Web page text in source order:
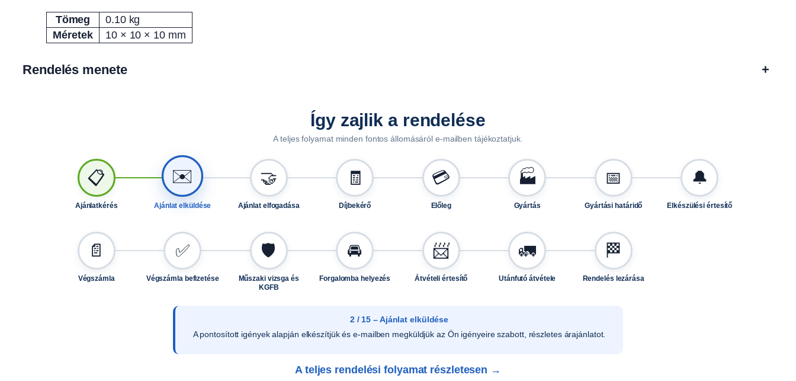
2
2
g
Attribútumok Érték
Tömeg
0.10 kg
Méretek
10 × 10 × 10 mm
Rendelés menete +
Így zajlik a rendelése
A teljes folyamat minden fontos állomásáról e-mailben tájékoztatjuk.
📋
Ajánlatkérés
✉️
Ajánlat elküldése
🤝
Ajánlat elfogadása
🧾
Díjbekérő
💳
Előleg
🏭
Gyártás
📅
Gyártási határidő
🔔
Elkészülési értesítő
📄
Végszámla
✅
Végszámla befizetése
🛡️
Műszaki vizsga és
KGFB
🚘
Forgalomba helyezés
📨
Átvételi értesítő
🚛
Utánfutó átvétele
🏁
Rendelés lezárása
2 / 15 – Ajánlat elküldése
A pontosított igények alapján elkészítjük és e-mailben megküldjük az Ön igényeire szabott, részletes árajánlatot.
A teljes rendelési folyamat részletesen →